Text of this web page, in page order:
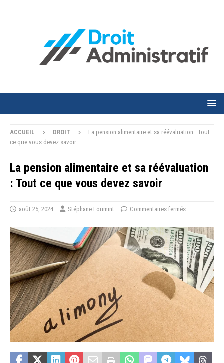
ACCUEIL DROIT
La pension alimentaire et sa réévaluation : Tout
ce que vous devez savoir
La pension alimentaire et sa réévaluation
: Tout ce que vous devez savoir
août 25, 2024 Stéphane Loumint Commentaires fermés